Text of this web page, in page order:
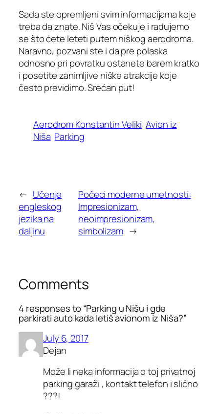
Sada ste opremljeni svim informacijama koje
treba da znate. Niš Vas očekuje i radujemo
se što ćete leteti putem niškog aerodroma.
Naravno, pozvani ste i da pre polaska
odnosno pri povratku ostanete barem kratko
i posetite zanimljive niške atrakcije koje
često previdimo. Srećan put!
Aerodrom Konstantin Veliki Avion iz
Niša Parking
← Učenje
engleskog
jezika na
daljinu
Počeci moderne umetnosti:
Impresionizam,
neoimpresionizam,
simbolizam →
Comments
4 responses to “Parking u Nišu i gde
parkirati auto kada letiš avionom iz Niša?”
July 6, 2017
Dejan
Može li neka informacija o toj privatnoj
parking garaži , kontakt telefon i slično
???!